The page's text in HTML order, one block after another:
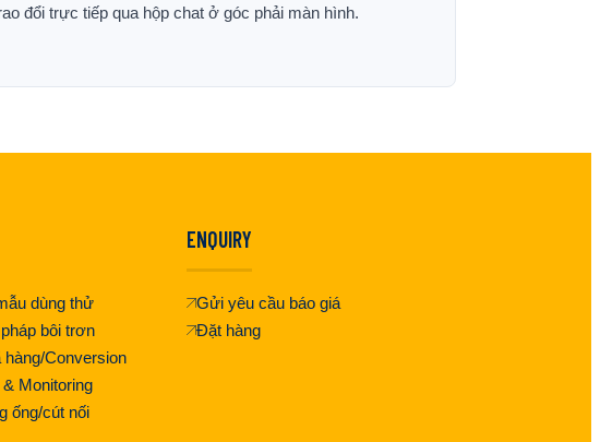
đổi trực tiếp qua hộp chat ở góc phải màn hình.
dùng thử
bôi trơn
Conversion
Monitoring
ống/cút nối
ENQUIRY
Gửi yêu cầu báo giá
Đặt hàng